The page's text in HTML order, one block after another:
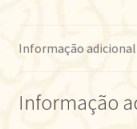
Informação adicional
Informação